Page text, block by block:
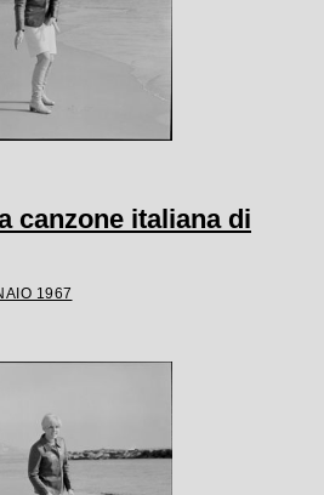
canzone italiana di
1967